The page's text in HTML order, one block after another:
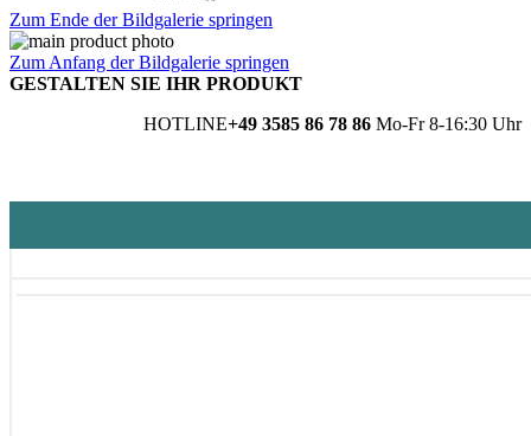
Zum Ende der Bildgalerie springen
Zum Anfang der Bildgalerie springen
GESTALTEN SIE IHR PRODUKT
HOTLINE+49 3585 86 78 86 Mo-Fr 8-16:30 Uhr